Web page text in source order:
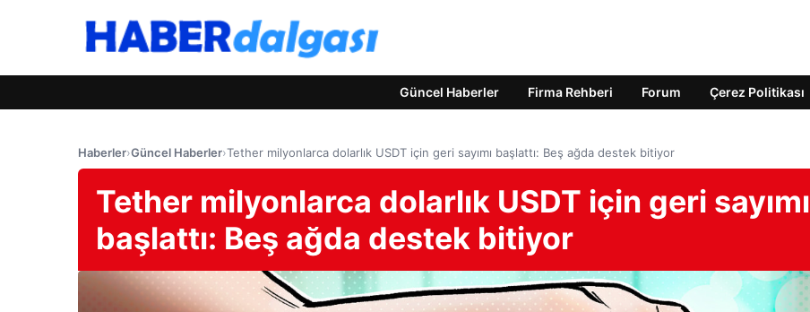
Güncel Haberler Firma Rehberi Forum Çerez Politikası
Haberler›Güncel Haberler›Tether milyonlarca dolarlık USDT için geri sayımı başlattı: Beş ağda destek bitiyor
Tether milyonlarca dolarlık USDT için geri sayımı
başlattı: Beş ağda destek bitiyor